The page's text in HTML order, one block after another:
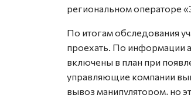
региональном операторе
По итогам обследования
проехать. По информации
включены в план при
управляющие компании
вывоз манипулятором, но